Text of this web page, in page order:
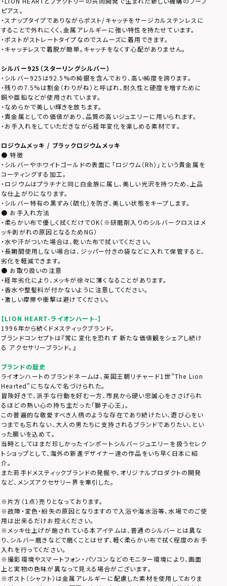
ピアス。
・スナップタイプでありながらポスト/キャッチをサージカルステンレスに
することで外れにくく、金属アレルギーに強い特性を持たせています。
・ポストがストレートタイプなのでスムーズに着用できます。
・キャッチレスで着脱が簡単。キャッチをなくす心配がありません。
シルバー925（スターリングシルバー）
・シルバー925は92.5%の純銀を含んでおり、高い純度を誇ります。
・残りの7.5%は割金（わりがね）と呼ばれ、耐久性と硬度を増すために
銅や亜鉛などが使用されています。
・なめらかで美しい輝きを放ちます。
・貴金属としての価値があり、品質の高いジュエリーに用いられます。
・お手入れをしていただきながら経年変化を楽しめる素材です。
ロジウムメッキ / ブラックロジウムメッキ
● 特徴
・シルバーやホワイトゴールドの表面に「ロジウム（Rh）」という貴金属を
コーティングする加工。
・ロジウムはプラチナと同じ白金族に属し、美しい光沢を持つため、上品
な仕上がりになります。
・シルバー特有の黒ずみ（硫化）を防ぎ、美しい状態をキープします。
● お手入れ方法
・柔らかい布で優しく拭くだけでOK（※研磨剤入りのシルバークロスはメ
ッキ剥がれの原因となるためNG）
・水や汗がついた場合は、乾いた布で拭いてください。
・長期間使用しない場合は、ジッパー付きの袋などに入れて保管すると、
劣化を軽減できます。
● お取り扱いの注意
・経年劣化により、メッキが徐々に薄くなることがあります。
・香水や整髪料が付かないように注意してください。
・激しい摩擦や衝撃は避けてください。
【LION HEART-ライオンハート-】
1996年から続くドメスティックブランド。
ブランドコンセプトは『常に変化を恐れず 新たな価値観をシェアし続け
る アクセサリーブランド。』
ブランドの歴史
ライオンハートのブランドネームは、英国王朝リチャード1世”The Lion
Hearted”にちなんで名づけられた。
冒険好きで、派手な行動を好む一方、市民から硬い忠誠心をささげられ
るほどの熱い心の持ち主だった「獅子心王」。
この普遍的な敬愛すべき人柄のような存在であり続けたい、遊び心をい
つまでも忘れない、大人の男たちに支持されるブランドでありたい、とい
った願いを込めて。
当時としてはまだ珍しかったインポートシルバージュエリーを扱うセレク
トショップとして、海外の新進デザイナー達の作品をいち早く日本に紹
介。
また若手ドメスティックブランドの発掘や、オリジナルプロダクトの開発
など、メンズアクセサリー界を牽引した。
※片方（1点）売りとなっております。
※故障・変色・紛失の原因となりますので入浴や海水浴等、水場でのご使
用は出来るだけお控えください。
※メッキ仕上げが施されている本アイテムは、普通のシルバーとは異な
り、シルバー磨きなどで磨くことはせず、軽く柔らかい布で拭く程度のお手
入れを行ってください。
※撮影環境やスマートフォン・パソコンなどのモニター環境により、画面
上と実物の色味が異なって見える場合がございます。
※ポスト（シャフト）は金属アレルギーに配慮した素材を使用しておりま